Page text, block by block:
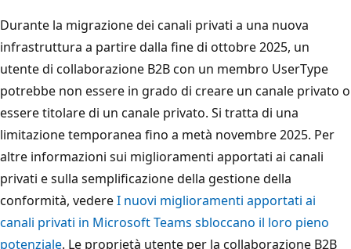
Durante la migrazione dei canali privati a una nuova
infrastruttura a partire dalla fine di ottobre 2025, un
utente di collaborazione B2B con un membro UserType
potrebbe non essere in grado di creare un canale privato o
essere titolare di un canale privato. Si tratta di una
limitazione temporanea fino a metà novembre 2025. Per
altre informazioni sui miglioramenti apportati ai canali
privati e sulla semplificazione della gestione della
conformità, vedereI nuovi miglioramenti apportati ai
canali privati in Microsoft Teams sbloccano il loro pieno
potenziale. Le proprietà utente per la collaborazione B2B